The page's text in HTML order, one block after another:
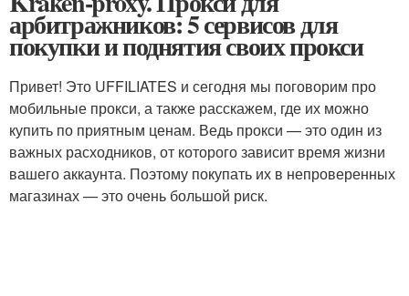
арбитражников: 5 сервисов для
покупки и поднятия своих прокси
Привет! Это UFFILIATES и сегодня мы поговорим про
мобильные прокси, а также расскажем, где их можно
купить по приятным ценам. Ведь прокси — это один из
важных расходников, от которого зависит время жизни
вашего аккаунта. Поэтому покупать их в непроверенных
магазинах — это очень большой риск.